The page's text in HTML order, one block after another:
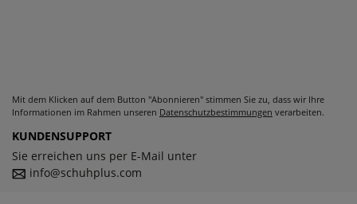
Mit dem Klicken auf dem Button "Abonnieren" stimmen Sie zu, dass wir Ihre
Informationen im Rahmen unseren Datenschutzbestimmungen verarbeiten.
KUNDENSUPPORT
Sie erreichen uns per E-Mail unter
info@schuhplus.com